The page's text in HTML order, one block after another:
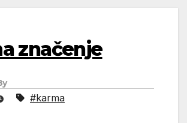
značenje
#karma